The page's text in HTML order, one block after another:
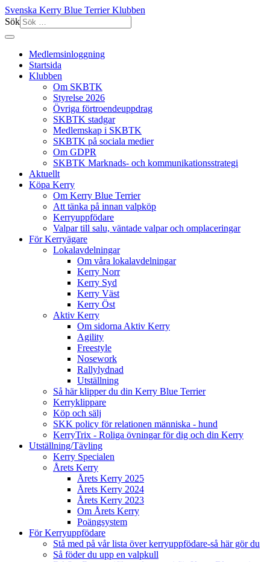
Svenska Kerry Blue Terrier Klubben
Sök
Medlemsinloggning
Startsida
Klubben
Om SKBTK
Styrelse 2026
Övriga förtroendeuppdrag
SKBTK stadgar
Medlemskap i SKBTK
SKBTK på sociala medier
Om GDPR
SKBTK Marknads- och kommunikationsstrategi
Aktuellt
Köpa Kerry
Om Kerry Blue Terrier
Att tänka på innan valpköp
Kerryuppfödare
Valpar till salu, väntade valpar och omplaceringar
För Kerryägare
Lokalavdelningar
Om våra lokalavdelningar
Kerry Norr
Kerry Syd
Kerry Väst
Kerry Öst
Aktiv Kerry
Om sidorna Aktiv Kerry
Agility
Freestyle
Nosework
Rallylydnad
Utställning
Så här klipper du din Kerry Blue Terrier
Kerryklippare
Köp och sälj
SKK policy för relationen människa - hund
KerryTrix - Roliga övningar för dig och din Kerry
Utställning/Tävling
Kerry Specialen
Årets Kerry
Årets Kerry 2025
Årets Kerry 2024
Årets Kerry 2023
Om Årets Kerry
Poängsystem
För Kerryuppfödare
Stå med på vår lista över kerryuppfödare-så här gör du
Så föder du upp en valpkull